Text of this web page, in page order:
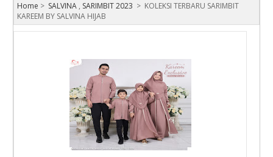
Home > SALVINA , SARIMBIT 2023 > KOLEKSI TERBARU SARIMBIT
KAREEM BY SALVINA HIJAB